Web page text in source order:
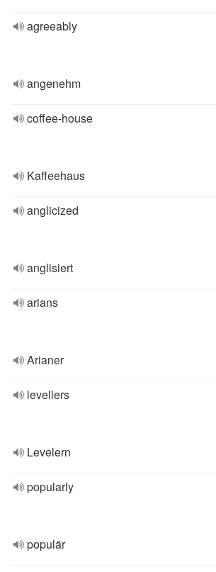
agreeably
angenehm
coffee-house
Kaffeehaus
anglicized
anglisiert
arians
Arianer
levellers
Levelern
popularly
populär